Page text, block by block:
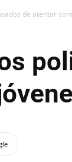
de atentar